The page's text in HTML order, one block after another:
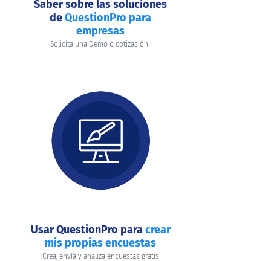
Saber sobre las soluciones
deQuestionPro para
empresas
Solicita una Demo o cotización
Usar QuestionPro paracrear
mis propias encuestas
Crea, envía y analiza encuestas gratis